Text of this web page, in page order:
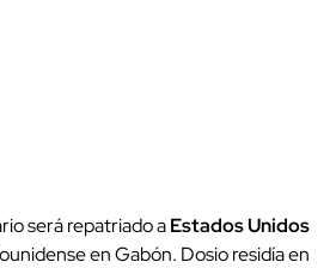
será repatriado aEstados Unidos
en Gabón. Dosio residía en